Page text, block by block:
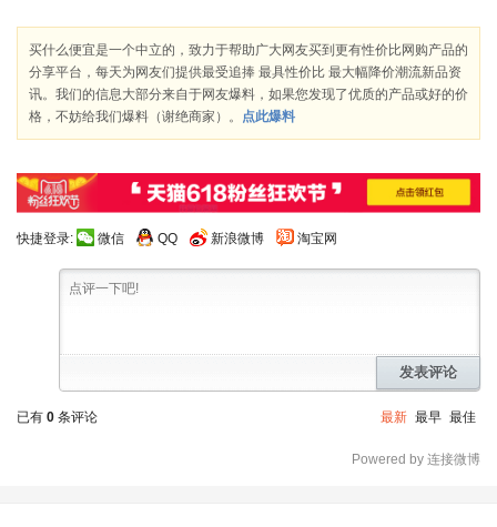
买什么便宜是一个中立的，致力于帮助广大网友买到更有性价比网购产品的
分享平台，每天为网友们提供最受追捧 最具性价比 最大幅降价潮流新品资
讯。我们的信息大部分来自于网友爆料，如果您发现了优质的产品或好的价
格，不妨给我们爆料（谢绝商家）。 点此爆料
快捷登录: 微信 QQ 新浪微博 淘宝网
发表评论
已有 0 条评论 最新 最早 最佳
Powered by 连接微博